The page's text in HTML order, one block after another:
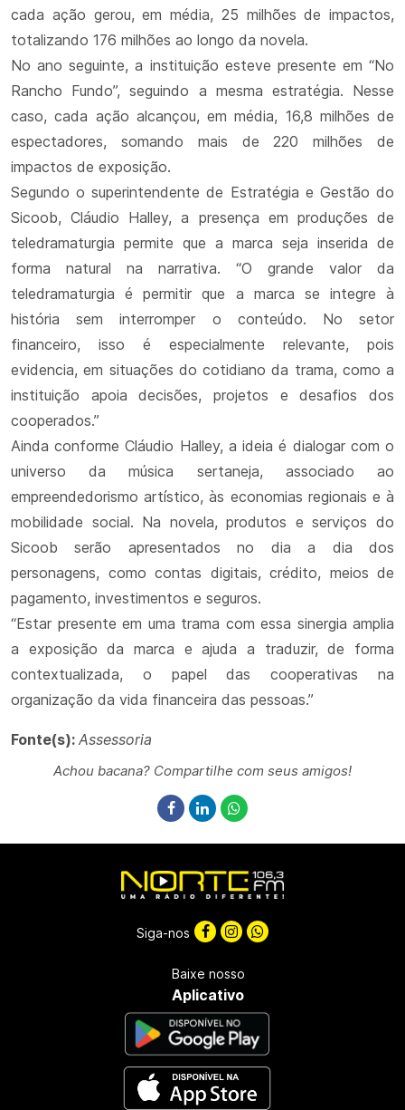
cada ação gerou, em média, 25 milhões de impactos,
totalizando 176 milhões ao longo da novela.
No ano seguinte, a instituição esteve presente em “No
Rancho Fundo”, seguindo a mesma estratégia. Nesse
caso, cada ação alcançou, em média, 16,8 milhões de
espectadores, somando mais de 220 milhões de
impactos de exposição.
Segundo o superintendente de Estratégia e Gestão do
Sicoob, Cláudio Halley, a presença em produções de
teledramaturgia permite que a marca seja inserida de
forma natural na narrativa. “O grande valor da
teledramaturgia é permitir que a marca se integre à
história sem interromper o conteúdo. No setor
financeiro, isso é especialmente relevante, pois
evidencia, em situações do cotidiano da trama, como a
instituição apoia decisões, projetos e desafios dos
cooperados.”
Ainda conforme Cláudio Halley, a ideia é dialogar com o
universo da música sertaneja, associado ao
empreendedorismo artístico, às economias regionais e à
mobilidade social. Na novela, produtos e serviços do
Sicoob serão apresentados no dia a dia dos
personagens, como contas digitais, crédito, meios de
pagamento, investimentos e seguros.
“Estar presente em uma trama com essa sinergia amplia
a exposição da marca e ajuda a traduzir, de forma
contextualizada, o papel das cooperativas na
organização da vida financeira das pessoas.”
Fonte(s): Assessoria
Achou bacana? Compartilhe com seus amigos!
Siga-nos
Baixe nosso
Aplicativo